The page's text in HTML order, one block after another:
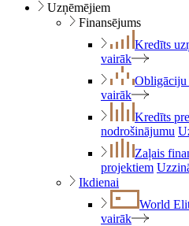
Uzņēmējiem
Finansējums
Kredīts
vairāk
Obligāciju
vairāk
Kredīts
nodrošinājumu
Zaļais
projektiem
Ikdienai
World
vairāk